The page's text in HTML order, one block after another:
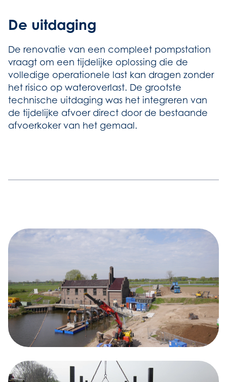
De uitdaging
De renovatie van een compleet pompstation
vraagt om een tijdelijke oplossing die de
volledige operationele last kan dragen zonder
het risico op wateroverlast. De grootste
technische uitdaging was het integreren van
de tijdelijke afvoer direct door de bestaande
afvoerkoker van het gemaal.